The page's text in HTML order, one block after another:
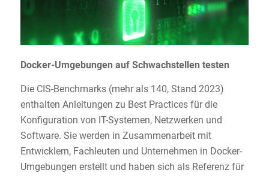
Docker-Umgebungen auf Schwachstellen testen
Die CIS-Benchmarks (mehr als 140, Stand 2023)
enthalten Anleitungen zu Best Practices für die
Konfiguration von IT-Systemen, Netzwerken und
Software. Sie werden in Zusammenarbeit mit
Entwicklern, Fachleuten und Unternehmen in Docker-
Umgebungen erstellt und haben sich als Referenz für